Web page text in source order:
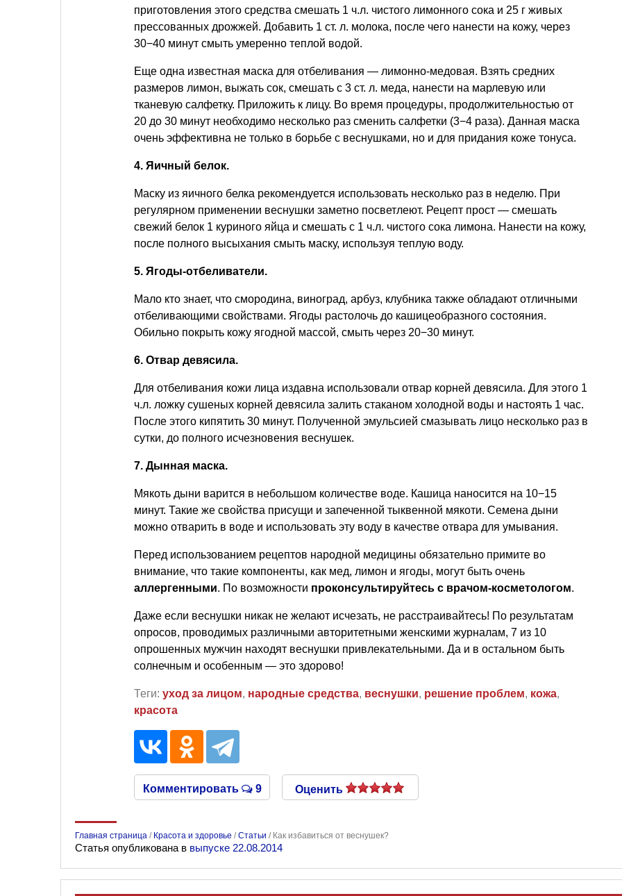
приготовления этого средства смешать 1 ч.л. чистого лимонного сока и 25 г живых
прессованных дрожжей. Добавить 1 ст. л. молока, после чего нанести на кожу, через
30−40 минут смыть умеренно теплой водой.
Еще одна известная маска для отбеливания — лимонно-медовая. Взять средних
размеров лимон, выжать сок, смешать с 3 ст. л. меда, нанести на марлевую или
тканевую салфетку. Приложить к лицу. Во время процедуры, продолжительностью от
20 до 30 минут необходимо несколько раз сменить салфетки (3−4 раза). Данная маска
очень эффективна не только в борьбе с веснушками, но и для придания коже тонуса.
4. Яичный белок.
Маску из яичного белка рекомендуется использовать несколько раз в неделю. При
регулярном применении веснушки заметно посветлеют. Рецепт прост — смешать
свежий белок 1 куриного яйца и смешать с 1 ч.л. чистого сока лимона. Нанести на кожу,
после полного высыхания смыть маску, используя теплую воду.
5. Ягоды-отбеливатели.
Мало кто знает, что смородина, виноград, арбуз, клубника также обладают отличными
отбеливающими свойствами. Ягоды растолочь до кашицеобразного состояния.
Обильно покрыть кожу ягодной массой, смыть через 20−30 минут.
6. Отвар девясила.
Для отбеливания кожи лица издавна использовали отвар корней девясила. Для этого 1
ч.л. ложку сушеных корней девясила залить стаканом холодной воды и настоять 1 час.
После этого кипятить 30 минут. Полученной эмульсией смазывать лицо несколько раз в
сутки, до полного исчезновения веснушек.
7. Дынная маска.
Мякоть дыни варится в небольшом количестве воде. Кашица наносится на 10−15
минут. Такие же свойства присущи и запеченной тыквенной мякоти. Семена дыни
можно отварить в воде и использовать эту воду в качестве отвара для умывания.
Перед использованием рецептов народной медицины обязательно примите во
внимание, что такие компоненты, как мед, лимон и ягоды, могут быть очень
аллергенными. По возможности проконсультируйтесь с врачом-косметологом.
Даже если веснушки никак не желают исчезать, не расстраивайтесь! По результатам
опросов, проводимых различными авторитетными женскими журналам, 7 из 10
опрошенных мужчин находят веснушки привлекательными. Да и в остальном быть
солнечным и особенным — это здорово!
Теги: уход за лицом, народные средства, веснушки, решение проблем, кожа,
красота
Комментировать 9 Оценить
Главная страница / Красота и здоровье /Статьи / Как избавиться от веснушек?
Статья опубликована в выпуске 22.08.2014